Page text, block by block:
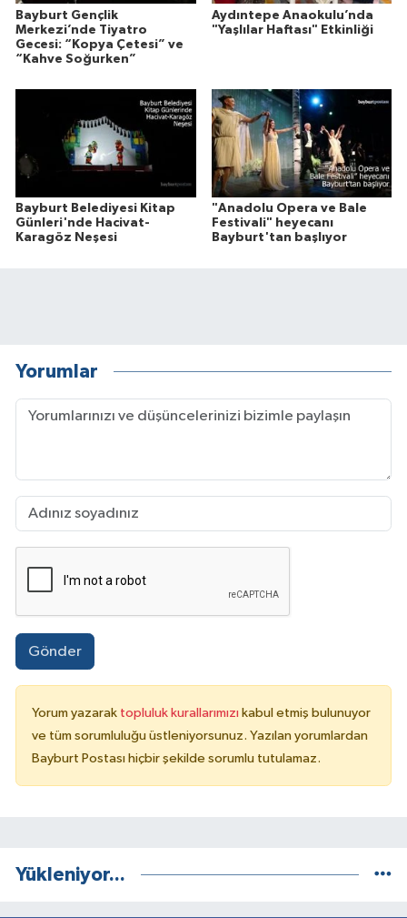
Bayburt Gençlik
Merkezi’nde Tiyatro
Gecesi: “Kopya Çetesi” ve
“Kahve Soğurken”
Aydıntepe Anaokulu’nda
"Yaşlılar Haftası" Etkinliği
Bayburt Belediyesi Kitap
Günleri'nde Hacivat-
Karagöz Neşesi
"Anadolu Opera ve Bale
Festivali" heyecanı
Bayburt'tan başlıyor
Yorumlar
Gönder
Yorum yazarak topluluk kurallarımızı kabul etmiş bulunuyor
ve tüm sorumluluğu üstleniyorsunuz. Yazılan yorumlardan
Bayburt Postası hiçbir şekilde sorumlu tutulamaz.
Yükleniyor...